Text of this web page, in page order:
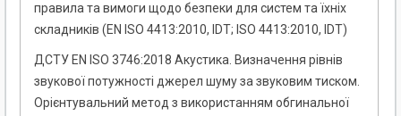
правила та вимоги щодо безпеки для систем та їхніх
складників (EN ISO 4413:2010, IDT; ISO 4413:2010, IDT)
ДСТУ EN ISO 3746:2018 Акустика. Визначення рівнів
звукової потужності джерел шуму за звуковим тиском.
Орієнтувальний метод з використанням обгинальної